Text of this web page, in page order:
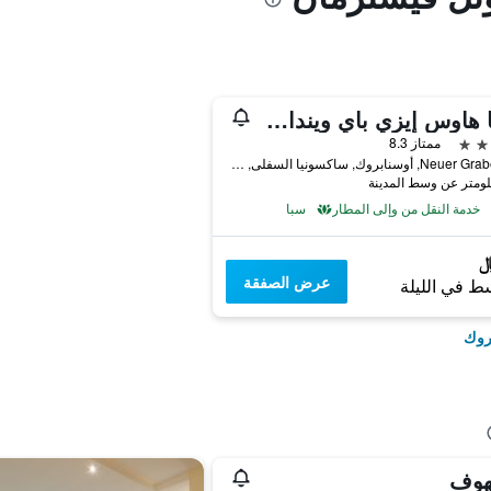
فيينا هاوس إيزي باي ويندام أوسنابروك
ممتاز 8.3
Neuer Graben 39, أوسنابروك, ساكسونيا السفلى, ألمانيا
خدمة النقل من وإلى المطار سبا
في الليلة عرض الصفقة